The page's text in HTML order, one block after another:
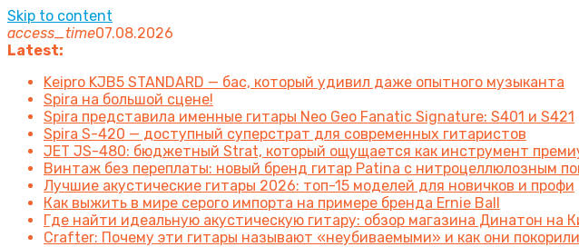
Skip to content
access_time07.08.2026
Latest:
Keipro KJB5 STANDARD — бас, который удивил даже опытного музыканта
Spira на большой сцене!
Spira представила именные гитары Neo Geo Fanatic Signature: S401 и S421
Spira S-420 — доступный суперстрат для современных гитаристов
JET JS-480: бюджетный Strat, который ощущается как инструмент
Винтаж без переплаты: новый бренд гитар Patina с нитроцеллюлозным
Лучшие акустические гитары 2026: топ-15 моделей для новичков и профи
Как выжить в мире серого импорта на примере бренда Ernie Ball
Где найти идеальную акустическую гитару: обзор магазина Динатон на
Crafter: Почему эти гитары называют «неубиваемыми» и как они